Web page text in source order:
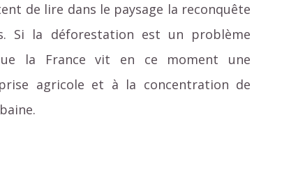
de lire dans le paysage la reconquête
Si la déforestation est un problème
la France vit en ce moment une
agricole et à la concentration de